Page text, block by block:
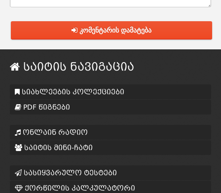
კომენტარის დამატება
საიტის ნავიგაცია
სიახლეების კოლექციები
PDF წიგნები
ონლაინ რადიო
საიტის მინი-ჩატი
სასიყვარულო ტესტები
ქორწილის კალკულატორი